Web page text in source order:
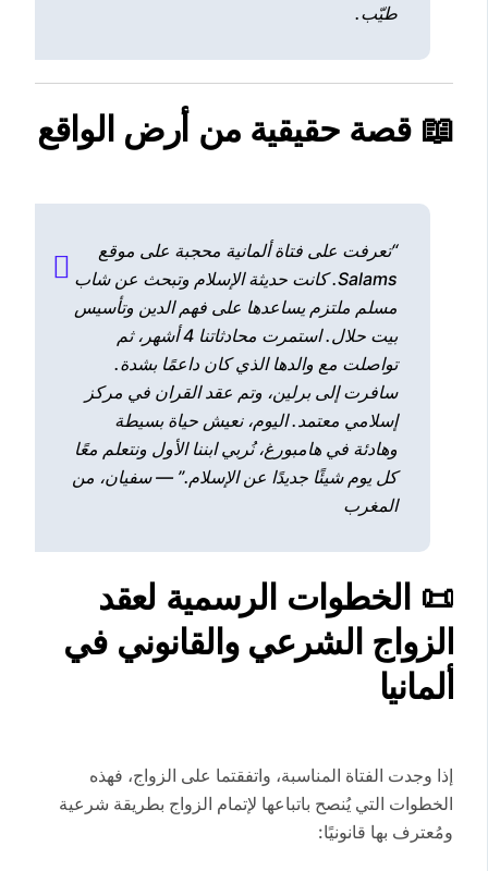
طيّب.
📖 قصة حقيقية من أرض الواقع
“تعرفت على فتاة ألمانية محجبة على موقع
Salams. كانت حديثة الإسلام وتبحث عن شاب
مسلم ملتزم يساعدها على فهم الدين وتأسيس
بيت حلال. استمرت محادثاتنا 4 أشهر، ثم
تواصلت مع والدها الذي كان داعمًا بشدة.
سافرت إلى برلين، وتم عقد القران في مركز
إسلامي معتمد. اليوم، نعيش حياة بسيطة
وهادئة في هامبورغ، نُربي ابننا الأول ونتعلم معًا
كل يوم شيئًا جديدًا عن الإسلام.” —سفيان، من
المغرب
📜 الخطوات الرسمية لعقد
الزواج الشرعي والقانوني في
ألمانيا
إذا وجدت الفتاة المناسبة، واتفقتما على الزواج، فهذه
الخطوات التي يُنصح باتباعها لإتمام الزواج بطريقة شرعية
ومُعترف بها قانونيًا: